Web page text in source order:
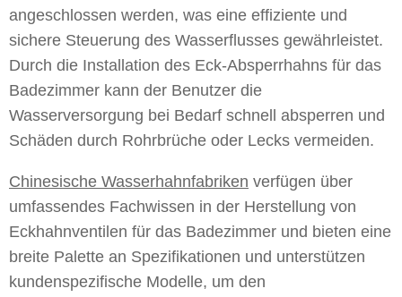
angeschlossen werden, was eine effiziente und
sichere Steuerung des Wasserflusses gewährleistet.
Durch die Installation des Eck-Absperrhahns für das
Badezimmer kann der Benutzer die
Wasserversorgung bei Bedarf schnell absperren und
Schäden durch Rohrbrüche oder Lecks vermeiden.
Chinesische Wasserhahnfabriken verfügen über
umfassendes Fachwissen in der Herstellung von
Eckhahnventilen für das Badezimmer und bieten eine
breite Palette an Spezifikationen und unterstützen
kundenspezifische Modelle, um den